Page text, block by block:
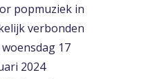
popmuziek in
verbonden
17
2024